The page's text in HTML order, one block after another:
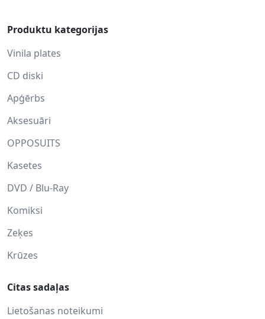
Produktu kategorijas
Vinila plates
CD diski
Apģērbs
Aksesuāri
OPPOSUITS
Kasetes
DVD / Blu-Ray
Komiksi
Zeķes
Krūzes
Citas sadaļas
Lietošanas noteikumi